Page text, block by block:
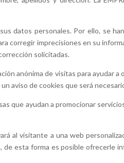
datos personales. Por ello, se
corregir imprecisiones en su
solicitadas.
anónima de visitas para ayudar
un aviso de cookies que será
que ayudan a promocionar
al visitante a una web
esta forma es posible ofrecerle